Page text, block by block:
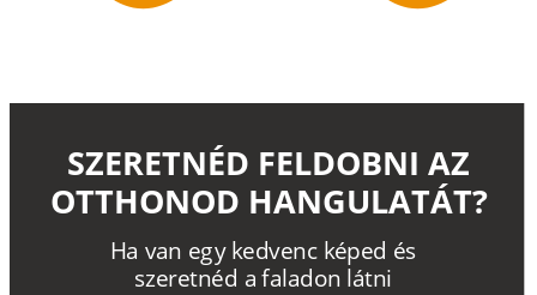
Ha van egy kedvenc képed és
szeretnéd a faladon látni
SZERETNÉD FELDOBNI AZ
OTTHONOD HANGULATÁT?